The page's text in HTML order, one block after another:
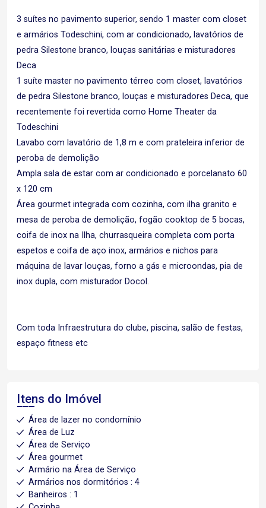
3 suítes no pavimento superior, sendo 1 master com closet
e armários Todeschini, com ar condicionado, lavatórios de
pedra Silestone branco, louças sanitárias e misturadores
Deca
1 suíte master no pavimento térreo com closet, lavatórios
de pedra Silestone branco, louças e misturadores Deca, que
recentemente foi revertida como Home Theater da
Todeschini
Lavabo com lavatório de 1,8 m e com prateleira inferior de
peroba de demolição
Ampla sala de estar com ar condicionado e porcelanato 60
x 120 cm
Área gourmet integrada com cozinha, com ilha granito e
mesa de peroba de demolição, fogão cooktop de 5 bocas,
coifa de inox na Ilha, churrasqueira completa com porta
espetos e coifa de aço inox, armários e nichos para
máquina de lavar louças, forno a gás e microondas, pia de
inox dupla, com misturador Docol.
Com toda Infraestrutura do clube, piscina, salão de festas,
espaço fitness etc
Itens do Imóvel
Área de lazer no condomínio
Área de Luz
Área de Serviço
Área gourmet
Armário na Área de Serviço
Armários nos dormitórios : 4
Banheiros : 1